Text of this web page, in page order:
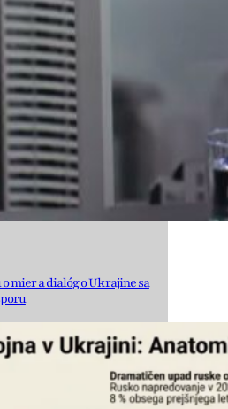
mier a dialóg o Ukrajine sa